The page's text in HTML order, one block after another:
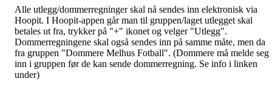
Alle utlegg/dommerregninger skal nå sendes inn elektronisk via
Hoopit. I Hoopit-appen går man til gruppen/laget utlegget skal
betales ut fra, trykker på "+" ikonet og velger "Utlegg".
Dommerregningene skal også sendes inn på samme måte, men da
fra gruppen "Dommere Melhus Fotball". (Dommere må melde seg
inn i gruppen før de kan sende dommerregning. Se info i linken
under)